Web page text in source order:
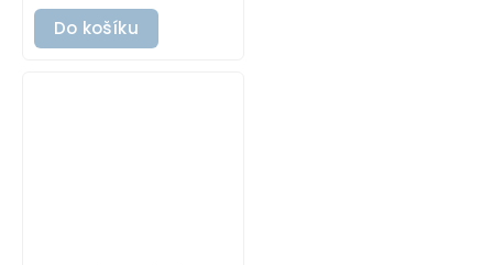
Do košíku